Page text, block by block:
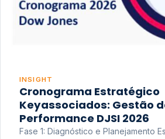
INSIGHT
Cronograma Estratégico
Keyassociados: Gestão
Performance DJSI 2026
Fase 1: Diagnóstico e Planejamento